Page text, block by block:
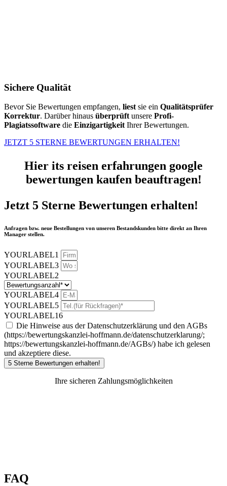
Sichere Qualität
Bevor Sie Bewertungen empfangen, liest sie ein Qualitätsprüfer
Korrektur. Darüber hinaus überprüft unsere Profi-
Plagiatssoftware die Einzigartigkeit Ihrer Bewertungen.
JETZT 5 STERNE BEWERTUNGEN ERHALTEN!
Hier its reisen erfahrungen google
bewertungen kaufen beauftragen!
Jetzt 5 Sterne Bewertungen erhalten!
Anfragen bzw. neue Bestellungen von unseren Bestandskunden bitte direkt an Ihren
Manager stellen.
YOURLABEL1
YOURLABEL3
YOURLABEL2
YOURLABEL4
YOURLABEL5
YOURLABEL16
Die Hinweise aus der Datenschutzerklärung und den AGBs
(https://bewertungskanzlei-hoffmann.de/datenschutzerklarung/;
https://bewertungskanzlei-hoffmann.de/AGBs/) habe ich gelesen
und akzeptiere diese.
5 Sterne Bewertungen erhalten!
Ihre sicheren Zahlungsmöglichkeiten
FAQ